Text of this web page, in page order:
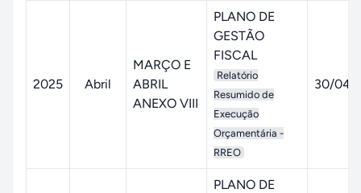
2025 Abril
MARÇO E
ABRIL
ANEXO VIII
PLANO DE
GESTÃO
FISCAL
Relatório
Resumido de
Execução
Orçamentária -
RREO
30/04/
PLANO DE